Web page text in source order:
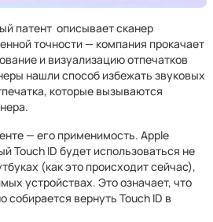
патент описывает сканер
точности — компания прокачает
и визуализацию отпечатков
нашли способ избежать звуковых
которые вызываются
— его применимость. Apple
Touch ID будет использоваться не
(как это происходит сейчас),
устройствах. Это означает, что
собирается вернуть Touch ID в